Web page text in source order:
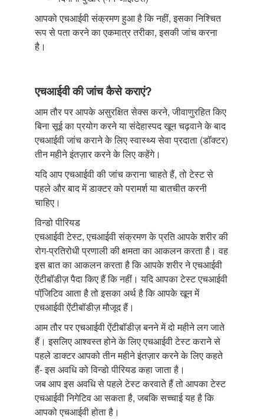
आपको एचआईवी संक्रमण हुआ है कि नहीं, इसका निश्चित
रूप से पता करने का एकमात्र तरीका, इसकी जांच करना
है।
एचआईवी की जांच कैसे कराएं?
आम तौर पर आपके असुरक्षित सेक्स करने, जीवाणुरहित किए
बिना सूई का प्रयोग करने या संदेहास्पद खून चढ़वाने के बाद
एचआईवी जांच कराने के लिए स्वास्थ्य सेवा प्रदाता (डॉक्टर)
तीन महीने इंतज़ार करने के लिए कहेंगे।
यदि आप एचआईवी की जांच कराना चाहते हैं, तो टेस्ट से
पहले और बाद में डाक्टर को परामर्श या बातचीत करनी
चाहिए।
विन्डो पीरियड
एचआईवी टेस्ट, एचआईवी संक्रमण के प्रति आपके शरीर की
रोग-प्रतिरोधी प्रणाली की क्षमता का आकलन करता है। वह
इस बात का आकलन करता है कि आपके शरीर ने एचआईवी
ऐंटीबॉडीज़ पैदा किए हैं कि नहीं। यदि आपका टेस्ट एचआईवी
पॉजि़टिव आता है तो इसका अर्थ है कि आपके खून में
एचआईवी ऐंटीबॉडीज़ मौजूद हैं।
आम तौर पर एचआईवी ऐंटीबॉडीज़ बनने में दो महीने लग जाते
हैं। इसलिए आश्वस्त होने के लिए एचआईवी टेस्ट कराने से
पहले डाक्टर आपको तीन महीने इंतज़ार करने के लिए कहते
हैं- इस अवधि को विन्डो पीरियड कहा जाता है।
जब आप इस अवधि से पहले टेस्ट करवाते हैं तो आपका टेस्ट
एचआईवी निगेटिव आ सकता है, जबकि सच्चाई यह है कि
आपको एचआईवी होता है।